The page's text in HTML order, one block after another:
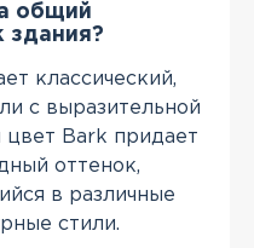
общий
здания?
классический,
с выразительной
цвет Bark придает
оттенок,
в различные
стили.